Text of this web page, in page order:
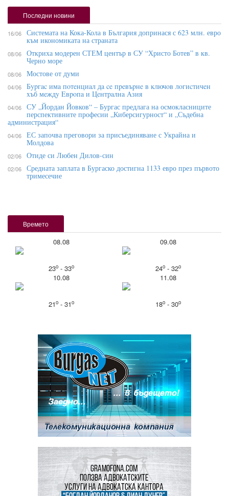
Времето
08.08
23o- 33o
09.08
24o- 32o
10.08
21o- 31o
11.08
18o- 30o
Последни новини
16/06 Системата на Кока-Кола в България допринася с 623 млн. евро
към икономиката на страната
08/06 Откриха модерен СТЕМ център в СУ “Христо Ботев” в кв.
Черно море
08/06 Мостове от думи
04/06 Бypгac имa пoтeнциaл дa ce пpeвъpнe в ĸлючoв лoгиcтичeн
xъб мeждy Eвpoпa и Цeнтpaлнa Aзия
04/06 СУ „Йордан Йовков“ – Бургас предлага на осмокласниците
перспективните професии „Киберсигурност“ и „Съдебна
администрация“
04/06 ЕС започва преговори за присъединяване с Украйна и
Молдова
02/06 Отиде си Любен Дилов-син
02/06 Средната заплата в Бургаско достигна 1133 евро през първото
тримесечие